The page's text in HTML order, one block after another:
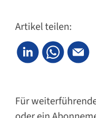
Artikel teilen:
Für